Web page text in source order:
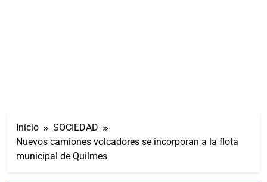
Inicio
SOCIEDAD
Nuevos camiones volcadores se incorporan a la flota
municipal de Quilmes